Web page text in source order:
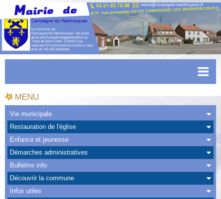
Accueil
Actualités
Facebook
CAPSO
Urbanisme
Transports
MENU
Vie municipale
Restauration de l'église
Enfance et jeunesse
Démarches administratives
Bulletins info
Découvrir la commune
Infos utiles